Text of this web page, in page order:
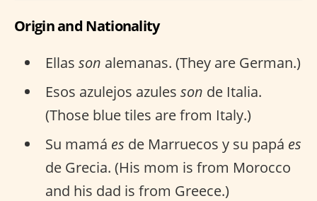
Origin and Nationality
Ellas son alemanas. (They are German.)
Esos azulejos azules son de Italia.
(Those blue tiles are from Italy.)
Su mamá es de Marruecos y su papá es
de Grecia. (His mom is from Morocco
and his dad is from Greece.)